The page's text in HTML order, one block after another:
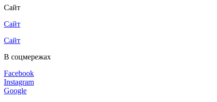
Сайт
Сайт
Сайт
В соцмережах
Facebook
Instagram
Google